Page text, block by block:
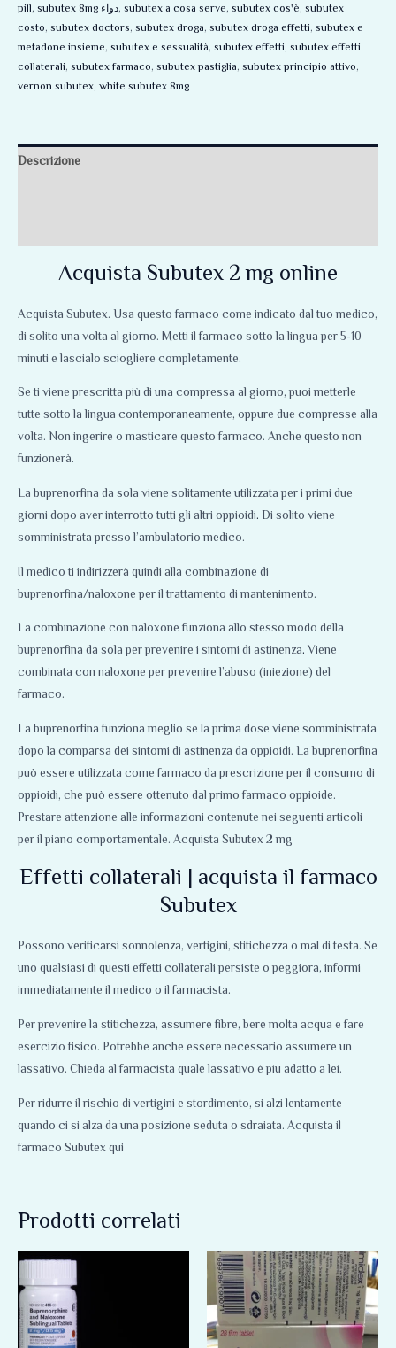
pill, subutex 8mg دواء, subutex a cosa serve, subutex cos'è, subutex
costo, subutex doctors, subutex droga, subutex droga effetti, subutex e
metadone insieme, subutex e sessualità, subutex effetti, subutex effetti
collaterali, subutex farmaco, subutex pastiglia, subutex principio attivo,
vernon subutex, white subutex 8mg
Descrizione
Acquista Subutex 2 mg online
Acquista Subutex. Usa questo farmaco come indicato dal tuo medico,
di solito una volta al giorno. Metti il ​​farmaco sotto la lingua per 5-10
minuti e lascialo sciogliere completamente.
Se ti viene prescritta più di una compressa al giorno, puoi metterle
tutte sotto la lingua contemporaneamente, oppure due compresse alla
volta. Non ingerire o masticare questo farmaco. Anche questo non
funzionerà.
La buprenorfina da sola viene solitamente utilizzata per i primi due
giorni dopo aver interrotto tutti gli altri oppioidi. Di solito viene
somministrata presso l’ambulatorio medico.
Il medico ti indirizzerà quindi alla combinazione di
buprenorfina/naloxone per il trattamento di mantenimento.
La combinazione con naloxone funziona allo stesso modo della
buprenorfina da sola per prevenire i sintomi di astinenza. Viene
combinata con naloxone per prevenire l’abuso (iniezione) del
farmaco.
La buprenorfina funziona meglio se la prima dose viene somministrata
dopo la comparsa dei sintomi di astinenza da oppioidi. La buprenorfina
può essere utilizzata come farmaco da prescrizione per il consumo di
oppioidi, che può essere ottenuto dal primo farmaco oppioide.
Prestare attenzione alle informazioni contenute nei seguenti articoli
per il piano comportamentale. Acquista Subutex 2 mg
Effetti collaterali | acquista il farmaco
Subutex
Possono verificarsi sonnolenza, vertigini, stitichezza o mal di testa. Se
uno qualsiasi di questi effetti collaterali persiste o peggiora, informi
immediatamente il medico o il farmacista.
Per prevenire la stitichezza, assumere fibre, bere molta acqua e fare
esercizio fisico. Potrebbe anche essere necessario assumere un
lassativo. Chieda al farmacista quale lassativo è più adatto a lei.
Per ridurre il rischio di vertigini e stordimento, si alzi lentamente
quando ci si alza da una posizione seduta o sdraiata. Acquista il
farmaco Subutex qui
Prodotti correlati
Fascia
di
prezzo:
da
329,00 €
a
895,00 €
Questo
prodotto
ha
più